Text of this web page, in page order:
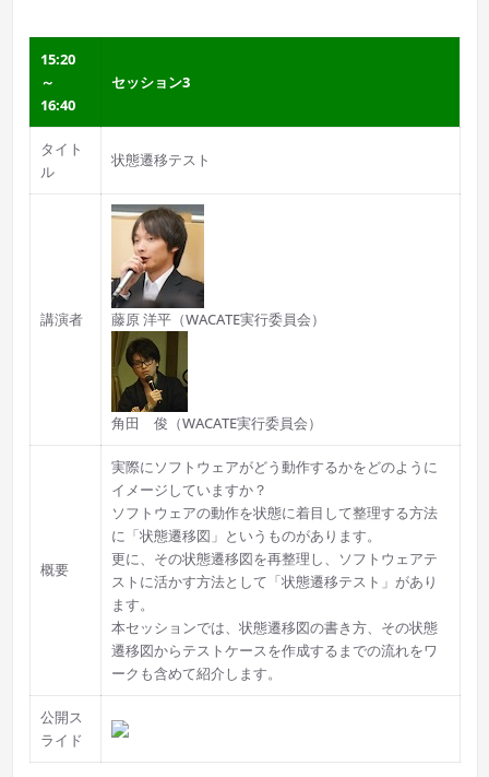
15:20
～
16:40
セッション3
タイト
ル
状態遷移テスト
講演者 藤原 洋平（WACATE実行委員会）
角田 俊（WACATE実行委員会）
概要
実際にソフトウェアがどう動作するかをどのように
イメージしていますか？
ソフトウェアの動作を状態に着目して整理する方法
に「状態遷移図」というものがあります。
更に、その状態遷移図を再整理し、ソフトウェアテ
ストに活かす方法として「状態遷移テスト」があり
ます。
本セッションでは、状態遷移図の書き方、その状態
遷移図からテストケースを作成するまでの流れをワ
ークも含めて紹介します。
公開ス
ライド